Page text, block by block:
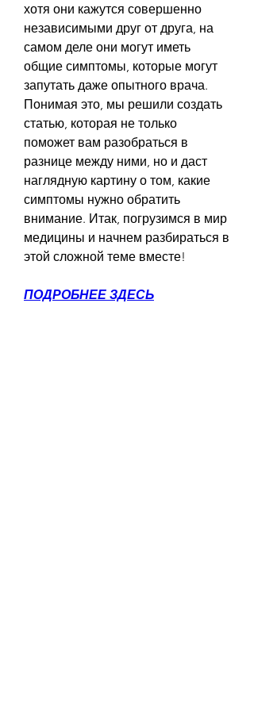
хотя они кажутся совершенно
независимыми друг от друга, на
самом деле они могут иметь
общие симптомы, которые могут
запутать даже опытного врача.
Понимая это, мы решили создать
статью, которая не только
поможет вам разобраться в
разнице между ними, но и даст
наглядную картину о том, какие
симптомы нужно обратить
внимание. Итак, погрузимся в мир
медицины и начнем разбираться в
этой сложной теме вместе!
ПОДРОБНЕЕ ЗДЕСЬ